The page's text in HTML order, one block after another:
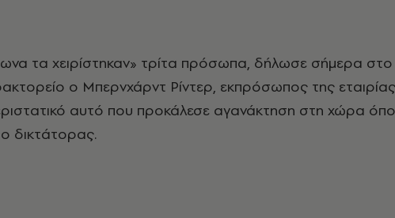
τα χειρίστηκαν» τρίτα πρόσωπα, δήλωσε σήμερα στο
ο Μπερνχάρντ Ρίντερ, εκπρόσωπος της
αυτό που προκάλεσε αγανάκτηση στη χώρα
δικτάτορας.